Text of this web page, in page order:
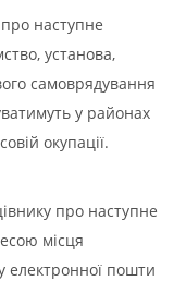
наступне
установа,
самоврядування
у районах
окупації.
про наступне
місця
пошти